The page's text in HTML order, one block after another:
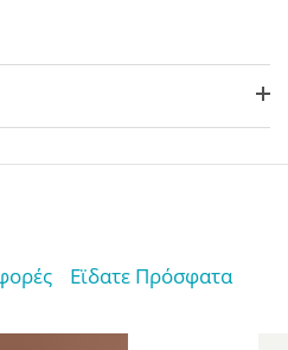
Εϊδατε Πρόσφατα